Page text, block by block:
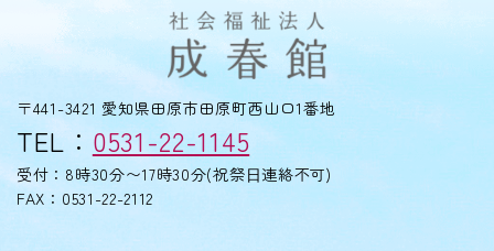
〒441-3421 愛知県田原市田原町西山口1番地
TEL： 0531-22-1145
受付：8時30分〜17時30分(祝祭⽇連絡不可)
FAX：0531-22-2112